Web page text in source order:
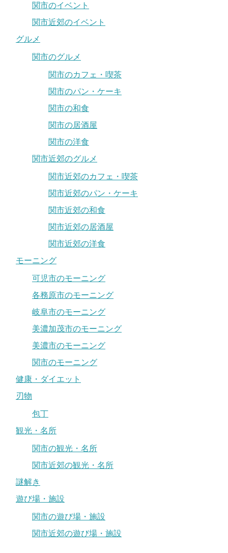
関市のイベント
関市近郊のイベント
グルメ
関市のグルメ
関市のカフェ・喫茶
関市のパン・ケーキ
関市の和食
関市の居酒屋
関市の洋食
関市近郊のグルメ
関市近郊のカフェ・喫茶
関市近郊のパン・ケーキ
関市近郊の和食
関市近郊の居酒屋
関市近郊の洋食
モーニング
可児市のモーニング
各務原市のモーニング
岐阜市のモーニング
美濃加茂市のモーニング
美濃市のモーニング
関市のモーニング
健康・ダイエット
刃物
包丁
観光・名所
関市の観光・名所
関市近郊の観光・名所
謎解き
遊び場・施設
関市の遊び場・施設
関市近郊の遊び場・施設